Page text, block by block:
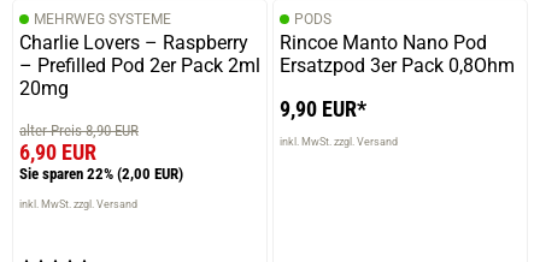
MEHRWEG SYSTEME
Charlie Lovers – Raspberry
– Prefilled Pod 2er Pack 2ml
20mg
alter Preis 8,90 EUR
6,90 EUR
Sie sparen 22% (2,00 EUR)
inkl. MwSt. zzgl. Versand
PODS
Rincoe Manto Nano Pod
Ersatzpod 3er Pack 0,8Ohm
9,90 EUR*
inkl. MwSt. zzgl. Versand